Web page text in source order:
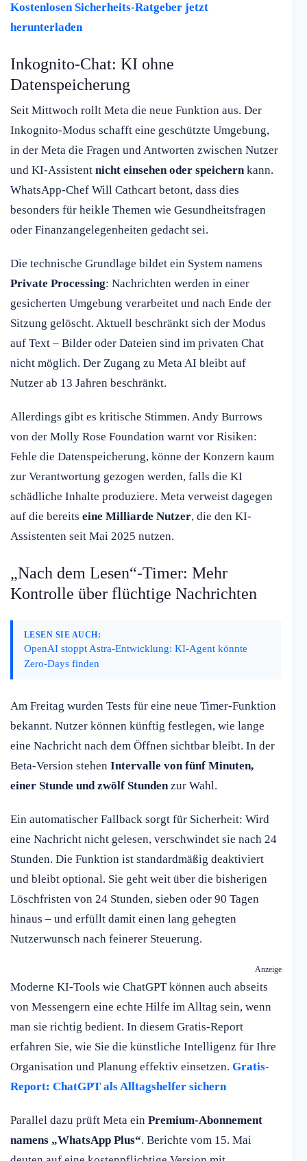
Kostenlosen Sicherheits-Ratgeber jetzt
herunterladen
Inkognito-Chat: KI ohne
Datenspeicherung
Seit Mittwoch rollt Meta die neue Funktion aus. Der
Inkognito-Modus schafft eine geschützte Umgebung,
in der Meta die Fragen und Antworten zwischen Nutzer
und KI-Assistent nicht einsehen oder speichernkann.
WhatsApp-Chef Will Cathcart betont, dass dies
besonders für heikle Themen wie Gesundheitsfragen
oder Finanzangelegenheiten gedacht sei.
Die technische Grundlage bildet ein System namens
Private Processing: Nachrichten werden in einer
gesicherten Umgebung verarbeitet und nach Ende der
Sitzung gelöscht. Aktuell beschränkt sich der Modus
auf Text – Bilder oder Dateien sind im privaten Chat
nicht möglich. Der Zugang zu Meta AI bleibt auf
Nutzer ab 13 Jahren beschränkt.
Allerdings gibt es kritische Stimmen. Andy Burrows
von der Molly Rose Foundation warnt vor Risiken:
Fehle die Datenspeicherung, könne der Konzern kaum
zur Verantwortung gezogen werden, falls die KI
schädliche Inhalte produziere. Meta verweist dagegen
auf die bereits eine Milliarde Nutzer, die den KI-
Assistenten seit Mai 2025 nutzen.
„Nach dem Lesen“-Timer: Mehr
Kontrolle über flüchtige Nachrichten
LESEN SIE AUCH:
OpenAI stoppt Astra-Entwicklung: KI-Agent könnte
Zero-Days finden
Am Freitag wurden Tests für eine neue Timer-Funktion
bekannt. Nutzer können künftig festlegen, wie lange
eine Nachricht nach dem Öffnen sichtbar bleibt. In der
Beta-Version stehen Intervalle von fünf Minuten,
einer Stunde und zwölf Stundenzur Wahl.
Ein automatischer Fallback sorgt für Sicherheit: Wird
eine Nachricht nicht gelesen, verschwindet sie nach 24
Stunden. Die Funktion ist standardmäßig deaktiviert
und bleibt optional. Sie geht weit über die bisherigen
Löschfristen von 24 Stunden, sieben oder 90 Tagen
hinaus – und erfüllt damit einen lang gehegten
Nutzerwunsch nach feinerer Steuerung.
Anzeige
Moderne KI-Tools wie ChatGPT können auch abseits
von Messengern eine echte Hilfe im Alltag sein, wenn
man sie richtig bedient. In diesem Gratis-Report
erfahren Sie, wie Sie die künstliche Intelligenz für Ihre
Organisation und Planung effektiv einsetzen. Gratis-
Report: ChatGPT als Alltagshelfer sichern
Parallel dazu prüft Meta ein Premium-Abonnement
namens „WhatsApp Plus“. Berichte vom 15. Mai